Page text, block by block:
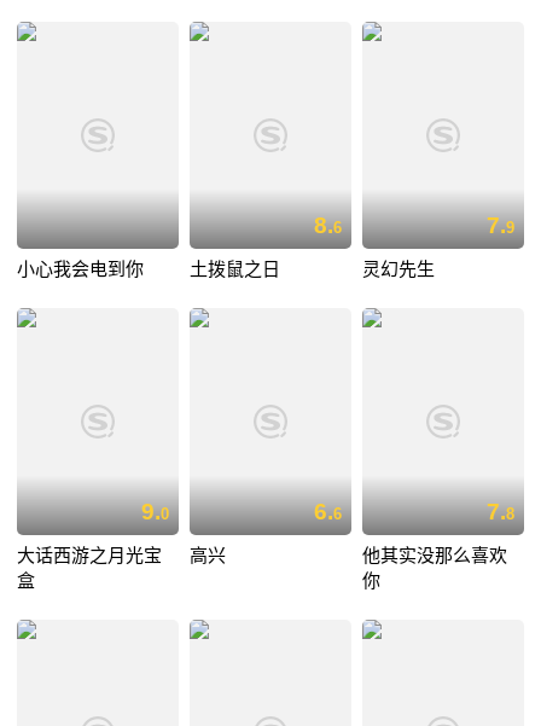
小心我会电到你
8.6
土拨鼠之日
7.9
灵幻先生
9.0
大话西游之月光宝
盒
6.6
高兴
7.8
他其实没那么喜欢
你